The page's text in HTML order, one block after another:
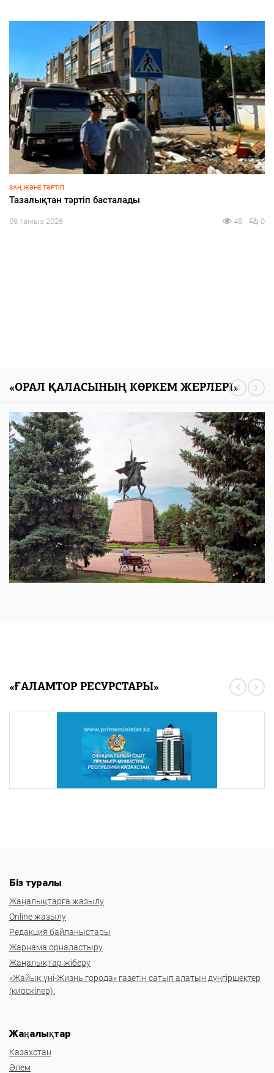
ЗАҢ ЖӘНЕ ТӘРТІП
Тазалықтан тәртіп басталады
08 тамыз 2026 48 0
«ОРАЛ ҚАЛАСЫНЫҢ КӨРКЕМ ЖЕРЛЕРІ»
«ҒАЛАМТОР РЕСУРСТАРЫ»
Біз туралы
Жаңалықтарға жазылу
Online жазылу
Редакция байланыстары
Жарнама орналастыру
Жаңалықтар жіберу
«Жайық үні-Жизнь города» газетін сатып алатын дүңгіршектер
(киоскілер):
Жаңалықтар
Казахстан
Әлем